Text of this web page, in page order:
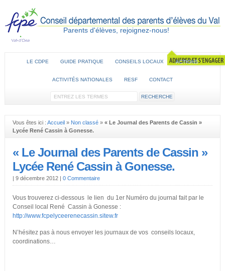
Parents d'élèves, rejoignez-nous!
LE CDPE GUIDE PRATIQUE CONSEILS LOCAUX ACTIONS
ACTIVITÉS NATIONALES RESF CONTACT
Vous êtes ici : Accueil» Non classé» « Le Journal des Parents de Cassin »
Lycée René Cassin à Gonesse.
« Le Journal des Parents de Cassin »
Lycée René Cassin à Gonesse.
| 9 décembre 2012 | 0 Commentaire
Vous trouverez ci-dessous le lien du 1er Numéro du journal fait par le
Conseil local René Cassin à Gonesse :
http://www.fcpelyceerenecassin.sitew.fr
N’hésitez pas à nous envoyer les journaux de vos conseils locaux,
coordinations…